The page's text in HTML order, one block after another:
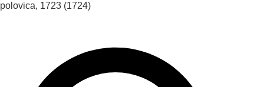
polovica, 1723 (1724)